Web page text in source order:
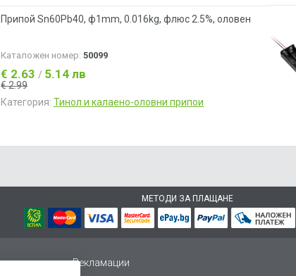
Припой Sn60Pb40, ф1mm, 0.016kg, флюс 2.5%, оловен
Каталожен номер: 50099
€ 2.63 / 5.14 лв
€ 2.99
Категория: Тинол и калаено-оловни припои
МЕТОДИ ЗА ПЛАЩАНЕ
Рекламации